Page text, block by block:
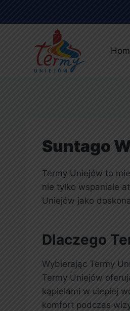
Suntago
Termy Uniejów to
nie tylko wspaniałe
Uniejów jako
Dlaczego
Wybierając Termy
Termy Uniejów
kąpielami w ciepłej
komfort podczas